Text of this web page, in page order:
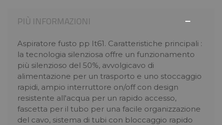
PIÙ INFORMAZIONI
Aspiratore fusto pp It61. Caratteristiche principali :
la tecnologia silenziosa offre un funzionamento
più silenzioso del 50%, avvolgicavo di
alimentazione per un trasporto e uno stoccaggio
rapidi, ampio interruttore on/off con design
resistente all'acqua per un rapido accesso,
fascetta per il tubo per una facile organizzazione
del cavo, sistema di tubi con bloccaggio rapido